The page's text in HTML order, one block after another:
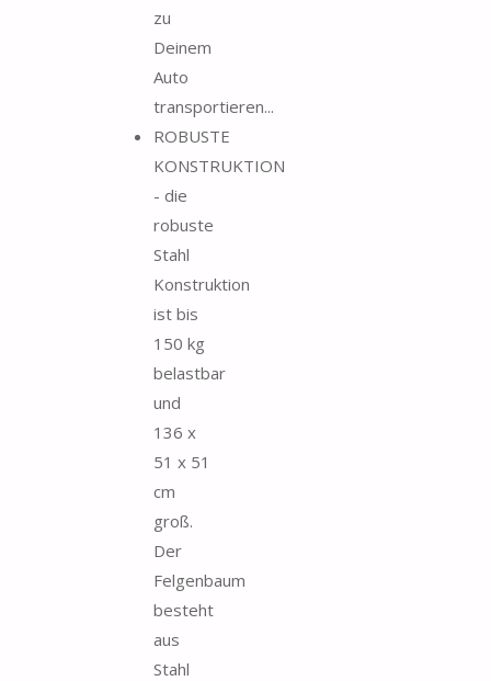
zu
Deinem
Auto
transportieren...
ROBUSTE
KONSTRUKTION
- die
robuste
Stahl
Konstruktion
ist bis
150 kg
belastbar
und
136 x
51 x 51
cm
groß.
Der
Felgenbaum
besteht
aus
Stahl